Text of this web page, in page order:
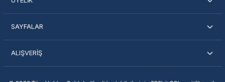
SAYFALAR
ALIŞVERİŞ